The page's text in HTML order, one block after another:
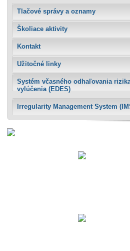
Tlačové správy a oznamy
Školiace aktivity
Kontakt
Užitočné linky
Systém včasného odhaľovania
vylúčenia (EDES)
Irregularity Management System